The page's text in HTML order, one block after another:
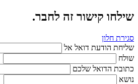
שילחו קישור זה לחבר.
סגירת חלון
שליחת הודעת דואל אל
שולח
כתובת הדואל שלכם
נושא